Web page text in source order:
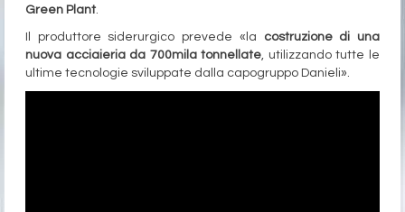
Green Plant.
Il produttore siderurgico prevede «la
costruzione di una
nuova acciaieria da 700mila tonnellate, utilizzando tutte le
ultime tecnologie sviluppate dalla capogruppo Danieli».